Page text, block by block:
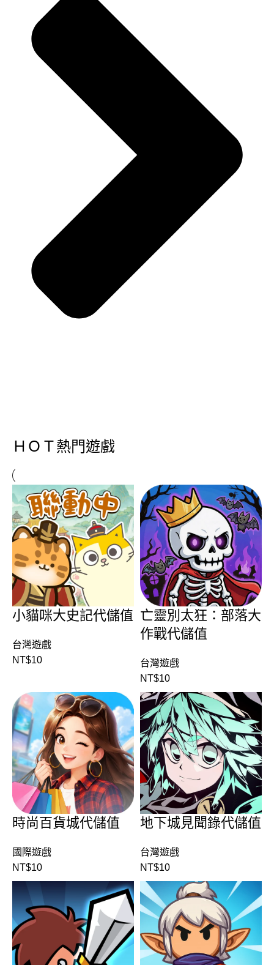
ＨＯＴ熱門遊戲
小貓咪大史記代儲值
台灣遊戲
NT$10
亡靈別太狂：部落大
作戰代儲值
台灣遊戲
NT$10
時尚百貨城代儲值
國際遊戲
NT$10
地下城見聞錄代儲值
台灣遊戲
NT$10